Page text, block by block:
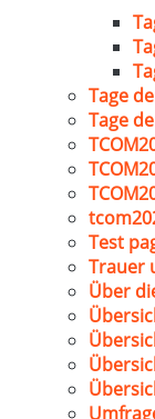
Tage
Tage
Test
Trauer
Über